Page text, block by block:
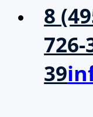
8
726-
39